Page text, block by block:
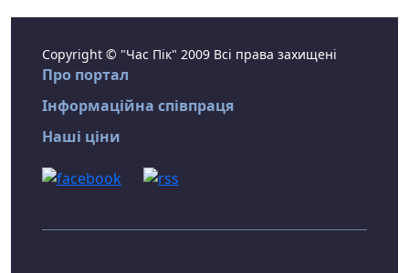
Copyright © "Час Пік" 2009 Всі права захищені
Про портал
Інформаційна співпраця
Наші ціни